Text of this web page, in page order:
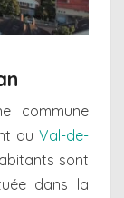
commune
du Val-de-
sont
dans la